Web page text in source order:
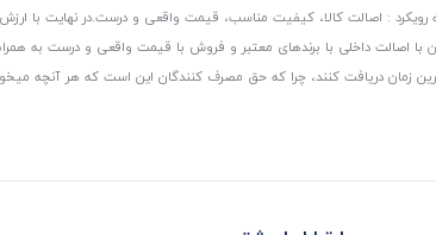
: اصالت کالا، کیفیت مناسب، قیمت واقعی و درست.در نهایت با
با اصالت داخلی با برندهای معتبر و فروش با قیمت واقعی و درست به
زمان دریافت کنند، چرا که حق مصرف کنندگان این است که هر آنچه